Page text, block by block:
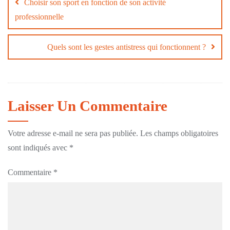
l’article
Choisir son sport en fonction de son activité
professionnelle
Quels sont les gestes antistress qui fonctionnent ?
Laisser Un Commentaire
Votre adresse e-mail ne sera pas publiée. Les champs obligatoires
sont indiqués avec *
Commentaire *